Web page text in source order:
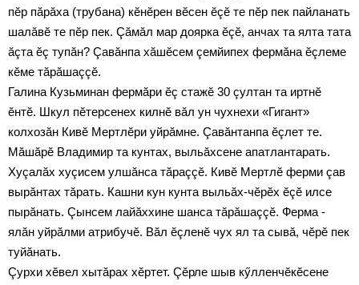
пӗр пăрăха (трубана) кӗнӗрен вӗсен ӗçӗ те пӗр пек пайланать
шалăвӗ те пӗр пек. Çăмăл мар доярка ӗçӗ, анчах та ялта тата
ăçта ӗç тупăн? Çавăнпа хăшӗсем çемйипех фермăна ӗçлеме
кӗме тăрăшаççӗ.
Галина Кузьминан фермăри ӗç стажӗ 30 çултан та иртнӗ
ӗнтӗ. Шкул пӗтерсенех килнӗ вăл ун чухнехи «Гигант»
колхозăн Кивӗ Мертлӗри уйрăмне. Çавăнтанпа ӗçлет те.
Мăшăрӗ Владимир та кунтах, выльăхсене апатлантарать.
Хуçалăх хуçисем улшăнса тăраççӗ. Кивӗ Мертлӗ ферми çав
вырăнтах тăрать. Кашни кун кунта выльăх-чӗрӗх ӗçӗ илсе
пырăнать. Çынсем лайăххине шанса тăрăшаççӗ. Ферма -
ялăн уйрăлми атрибучӗ. Вăл ӗçленӗ чух ял та сывă, чӗрӗ пек
туйăнать.
Çурхи хӗвел хытăрах хӗртет. Çӗрле шыв кӳлленчӗкӗсене